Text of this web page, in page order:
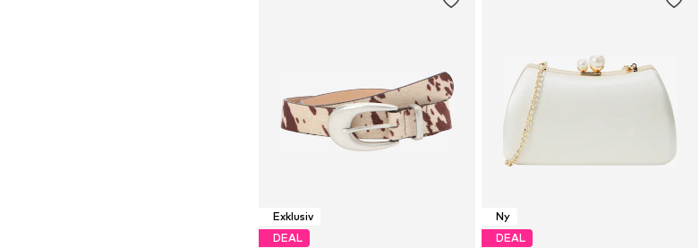
Exklusiv
DEAL
Ny
DEAL